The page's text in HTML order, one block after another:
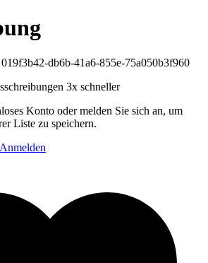
db6b-41a6-855e-75a050b3f960
3x schneller
Konto oder melden Sie sich an, um
Liste zu speichern.
Anmelden